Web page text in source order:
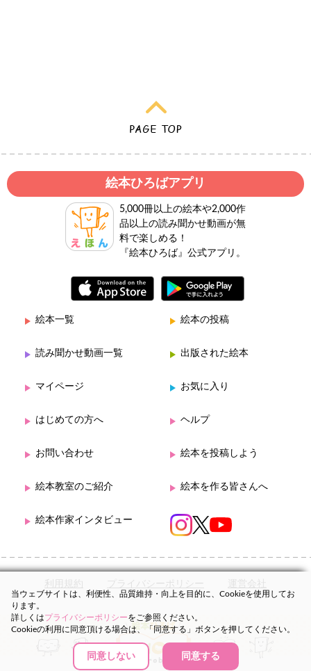
絵本ひろばアプリ
5,000冊以上の絵本や2,000作
品以上の読み聞かせ動画が無
料で楽しめる！
『絵本ひろば』公式アプリ。
絵本一覧 絵本の投稿
読み聞かせ動画一覧 出版された絵本
マイページ お気に入り
はじめての方へ ヘルプ
お問い合わせ 絵本を投稿しよう
絵本教室のご紹介 絵本を作る皆さんへ
絵本作家インタビュー
利用規約 プライバシーポリシー 運営会社
当ウェブサイトは、利便性、品質維持・向上を目的に、Cookieを使用してお
ります。
詳しくはプライバシーポリシーをご参照ください。
Cookieの利用に同意頂ける場合は、「同意する」ボタンを押してください。
同意しない 同意する